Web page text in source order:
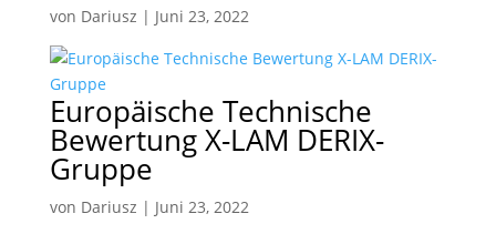
von Dariusz | Juni 23, 2022
Europäische Technische
Bewertung X-LAM DERIX-
Gruppe
von Dariusz | Juni 23, 2022